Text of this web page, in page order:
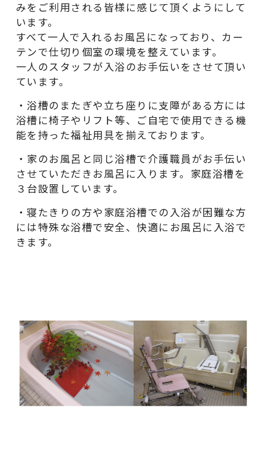
みをご利用される皆様に感じて頂くようにして
います。
すべて一人で入れるお風呂になっており、カー
テンで仕切り個室の環境を整えています。
一人のスタッフが入浴のお手伝いをさせて頂い
ています。
・浴槽のまたぎや立ち座りに支障がある方には
浴槽に椅子やリフト等、ご自宅で使用できる機
能を持った福祉用具を揃えております。
・家のお風呂と同じ浴槽で介護職員がお手伝い
させていただきお風呂に入ります。家庭浴槽を
３台設置しています。
・寝たきりの方や家庭浴槽での入浴が困難な方
には特殊な浴槽で安全、快適にお風呂に入浴で
きます。